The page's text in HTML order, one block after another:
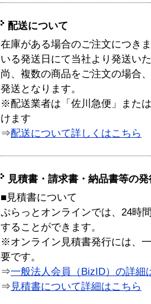
配送について
在庫がある場合のご注文につき
いる発送日にて当社より発送い
尚、複数の商品をご注文の場合
発送となります。
※配送業者は「佐川急便」また
けます
⇒配送について詳しくはこちら
見積書・請求書・納品書等の
■見積書について
ぷらっとオンラインでは、24時
することができます。
※オンライン見積書発行には、
要です。
⇒一般法人会員（BizID）の詳細
⇒ 見積書について詳細はこちら